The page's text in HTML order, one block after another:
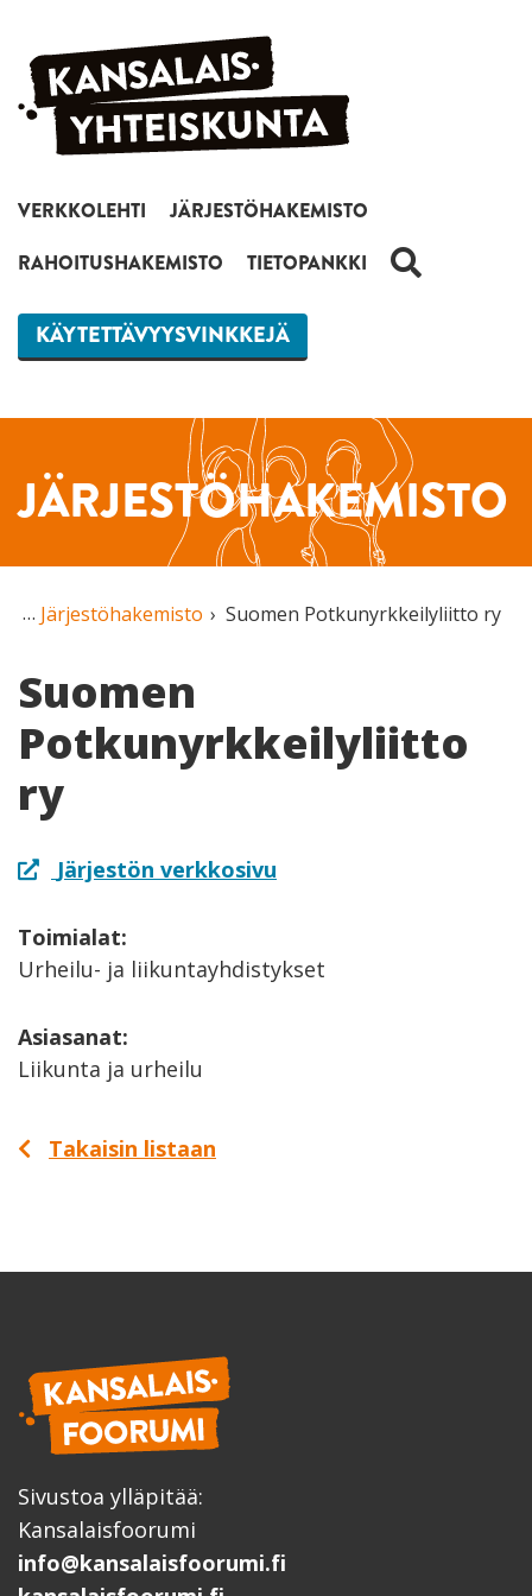
Siirry sisältöön
VERKKOLEHTI
JÄRJESTÖHAKEMISTO
RAHOITUSHAKEMISTO
TIETOPANKKI HAKU
KÄYTETTÄVYYSVINKKEJÄ
JÄRJESTÖHAKEMISTO
Järjestöhakemisto Suomen Potkunyrkkeilyliitto ry
Suomen
Potkunyrkkeilyliitto
ry
Järjestön verkkosivu
Toimialat:
Urheilu- ja liikuntayhdistykset
Asiasanat:
Liikunta ja urheilu
Takaisin listaan
Sivustoa ylläpitää:
Kansalaisfoorumi
info@kansalaisfoorumi.fi